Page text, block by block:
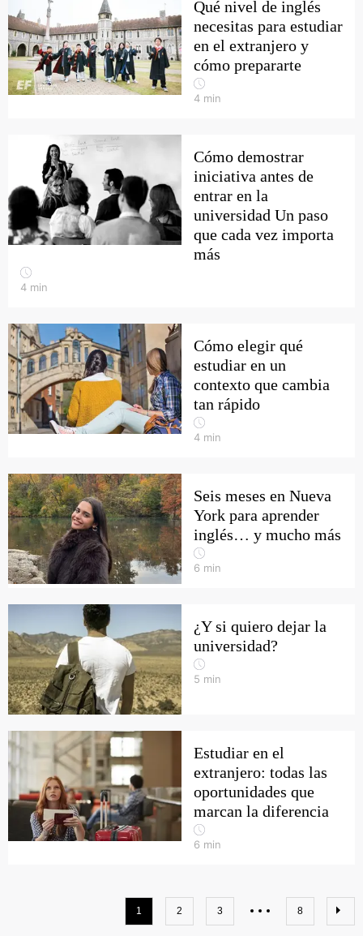
Qué nivel de inglés
necesitas para estudiar
en el extranjero y
cómo prepararte
4 min
Cómo demostrar
iniciativa antes de
entrar en la
universidad Un paso
que cada vez importa
más
4 min
Cómo elegir qué
estudiar en un
contexto que cambia
tan rápido
4 min
Seis meses en Nueva
York para aprender
inglés… y mucho más
6 min
¿Y si quiero dejar la
universidad?
5 min
Estudiar en el
extranjero: todas las
oportunidades que
marcan la diferencia
6 min
1 2 3 8